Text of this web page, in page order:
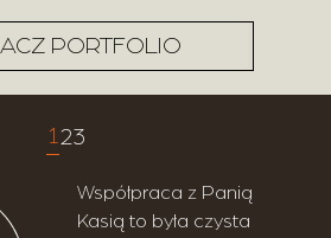
PORTFOLIO
123
Współpraca z Panią
Kasią to była czysta